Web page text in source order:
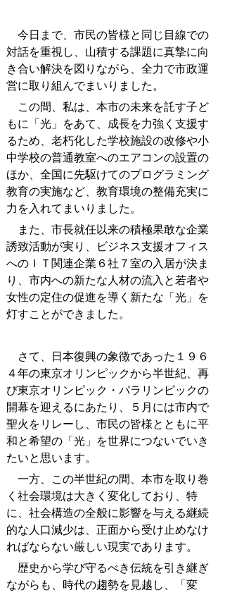
今日まで、市民の皆様と同じ目線での
対話を重視し、山積する課題に真摯に向
き合い解決を図りながら、全力で市政運
営に取り組んでまいりました。
この間、私は、本市の未来を託す子ど
もに「光」をあて、成長を力強く支援す
るため、老朽化した学校施設の改修や小
中学校の普通教室へのエアコンの設置の
ほか、全国に先駆けてのプログラミング
教育の実施など、教育環境の整備充実に
力を入れてまいりました。
また、市長就任以来の積極果敢な企業
誘致活動が実り、ビジネス支援オフィス
へのＩＴ関連企業６社７室の入居が決ま
り、市内への新たな人材の流入と若者や
女性の定住の促進を導く新たな「光」を
灯すことができました。
さて、日本復興の象徴であった１９６
４年の東京オリンピックから半世紀、再
び東京オリンピック・パラリンピックの
開幕を迎えるにあたり、５月には市内で
聖火をリレーし、市民の皆様とともに平
和と希望の「光」を世界につないでいき
たいと思います。
一方、この半世紀の間、本市を取り巻
く社会環境は大きく変化しており、特
に、社会構造の全般に影響を与える継続
的な人口減少は、正面から受け止めなけ
ればならない厳しい現実であります。
歴史から学び守るべき伝統を引き継ぎ
ながらも、時代の趨勢を見越し、「変